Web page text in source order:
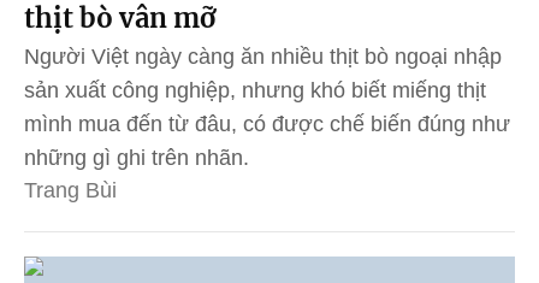
thịt bò vân mỡ
Người Việt ngày càng ăn nhiều thịt bò ngoại nhập
sản xuất công nghiệp, nhưng khó biết miếng thịt
mình mua đến từ đâu, có được chế biến đúng như
những gì ghi trên nhãn.
Trang Bùi